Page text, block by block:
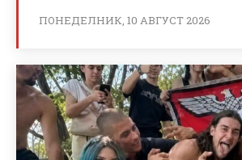
ПОНЕДЕЛНИК, 10 АВГУСТ 2026